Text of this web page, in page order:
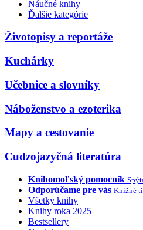
Náučné knihy
Ďalšie kategórie
Životopisy a reportáže
Kuchárky
Učebnice a slovníky
Náboženstvo a ezoterika
Mapy a cestovanie
Cudzojazyčná literatúra
Knihomoľský pomocník
Odporúčame pre vás Knižné
Všetky knihy
Knihy roka 2025
Bestsellery